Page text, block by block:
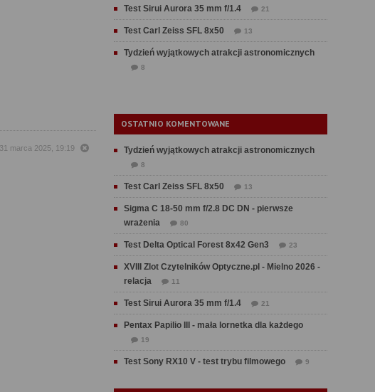
31 marca 2025, 19:19
Test Sirui Aurora 35 mm f/1.4 21
Test Carl Zeiss SFL 8x50 13
Tydzień wyjątkowych atrakcji astronomicznych
8
OSTATNIO KOMENTOWANE
Tydzień wyjątkowych atrakcji astronomicznych
8
Test Carl Zeiss SFL 8x50 13
Sigma C 18-50 mm f/2.8 DC DN - pierwsze
wrażenia
80
Test Delta Optical Forest 8x42 Gen3 23
XVIII Zlot Czytelników Optyczne.pl - Mielno 2026 -
relacja
11
Test Sirui Aurora 35 mm f/1.4 21
Pentax Papilio III - mała lornetka dla każdego
19
Test Sony RX10 V - test trybu filmowego 9